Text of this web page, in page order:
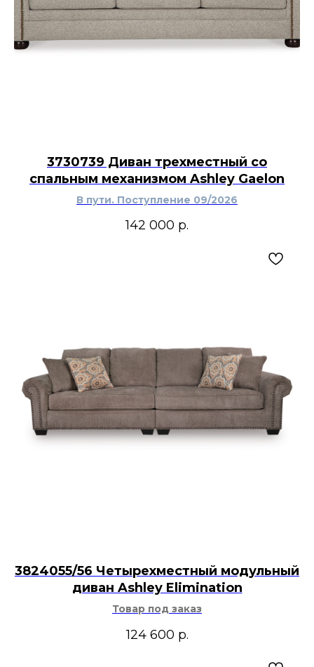
3730739 Диван трехместный со
спальным механизмом Ashley Gaelon
В пути. Поступление 09/2026
142 000 р.
3824055/56 Четырехместный модульный
диван Ashley Elimination
Товар под заказ
124 600 р.